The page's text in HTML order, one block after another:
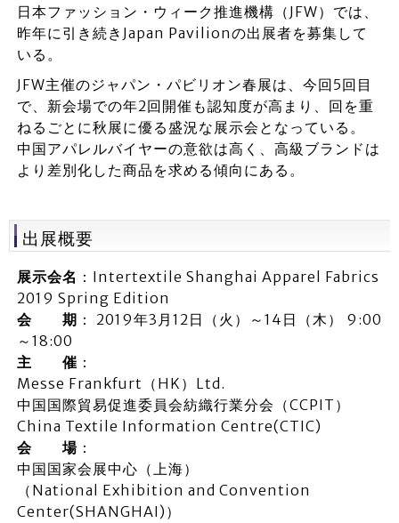
日本ファッション・ウィーク推進機構（JFW）では、
昨年に引き続きJapan Pavilionの出展者を募集して
いる。
JFW主催のジャパン・パビリオン春展は、今回5回目
で、新会場での年2回開催も認知度が高まり、回を重
ねるごとに秋展に優る盛況な展示会となっている。
中国アパレルバイヤーの意欲は高く、高級ブランドは
より差別化した商品を求める傾向にある。
出展概要
展示会名 ：Intertextile Shanghai Apparel Fabrics
2019 Spring Edition
会 期 ： 2019年3月12日（火）～14日（木） 9:00
～18:00
主 催 ：
Messe Frankfurt（HK）Ltd.
中国国際貿易促進委員会紡織行業分会（CCPIT）
China Textile Information Centre(CTIC)
会 場：
中国国家会展中心（上海）
（National Exhibition and Convention
Center(SHANGHAI)）